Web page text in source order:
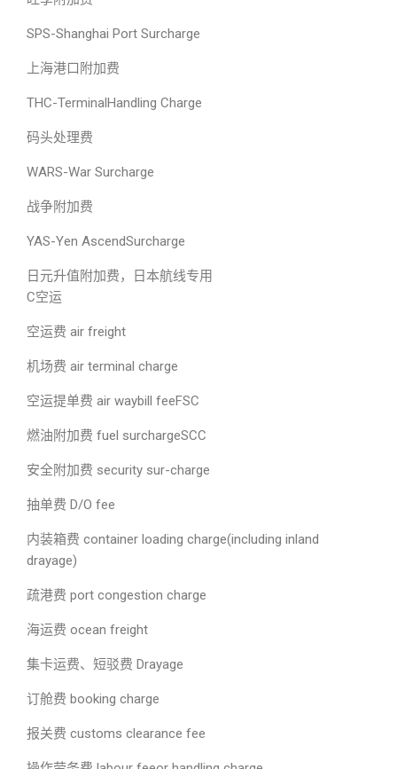
SPS-Shanghai Port Surcharge
上海港口附加费
THC-TerminalHandling Charge
码头处理费
WARS-War Surcharge
战争附加费
YAS-Yen AscendSurcharge
日元升值附加费，日本航线专用
C空运
空运费 air freight
机场费 air terminal charge
空运提单费 air waybill feeFSC
燃油附加费 fuel surchargeSCC
安全附加费 security sur-charge
抽单费 D/O fee
内装箱费 container loading charge(including inland
drayage)
疏港费 port congestion charge
海运费 ocean freight
集卡运费、短驳费 Drayage
订舱费 booking charge
报关费 customs clearance fee